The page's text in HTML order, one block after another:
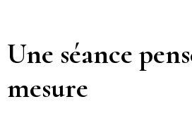
Une séance
mesure